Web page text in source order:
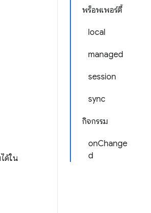
พร็อพเพอร์ตี้
local
managed
session
sync
กิจกรรม
onChange
d
ด้ใน